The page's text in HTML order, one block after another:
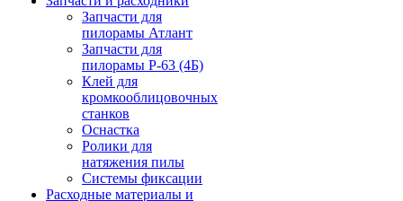
Запчасти для
пилорамы Атлант
Запчасти для
пилорамы Р-63 (4Б)
Клей для
кромкооблицовочных
станков
Оснастка
Ролики для
натяжения пилы
Системы фиксации
Расходные материалы и